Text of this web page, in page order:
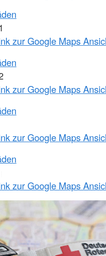
zur Google Maps
zur Google Maps
zur Google Maps
zur Google Maps